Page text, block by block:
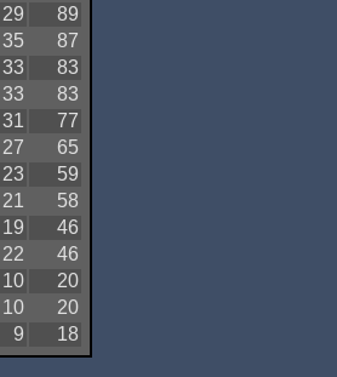
29
89
35
87
33
83
33
83
31
77
27
65
23
59
21
58
19
46
22
46
10
20
10
20
9 18